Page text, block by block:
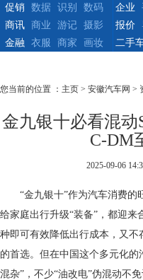
促销
数据 识别 数码
企业
商讯
商业 游记
摄影
金融
衣服 商家 画妆
报价
二手
您当前的位置 ： 主页 > 安徽汽车网 >
金九银十必看混动
C-DM
2025-09-06
“金九银十”作为汽车消费的
给家庭出行升级“装备”，都迎
种即可有效降低出行成本，又
的首选。但在中国这个多元化
混杂”，不少“油改电”伪混动不免